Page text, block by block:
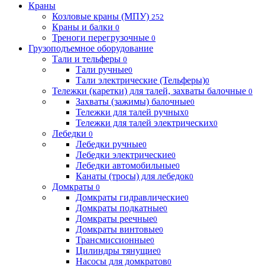
Краны
Козловые краны (МПУ) 252
Краны и балки 0
Треноги перегрузочные 0
Грузоподъемное оборудование
Тали и тельферы 0
Тали ручные0
Тали электрические (Тельферы)0
Тележки (каретки) для талей, захваты балочные 0
Захваты (зажимы) балочные0
Тележки для талей ручных0
Тележки для талей электрических0
Лебедки 0
Лебедки ручные0
Лебедки электрические0
Лебедки автомобильные0
Канаты (тросы) для лебедок0
Домкраты 0
Домкраты гидравлические0
Домкраты подкатные0
Домкраты реечные0
Домкраты винтовые0
Трансмиссионные0
Цилиндры тянущие0
Насосы для домкратов0